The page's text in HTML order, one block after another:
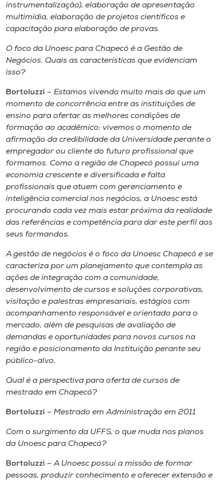
instrumentalização), elaboração de apresentação
multimídia, elaboração de projetos científicos e
capacitação para elaboração de provas.
O foco da Unoesc para Chapecó é a Gestão de
Negócios. Quais as características que evidenciam
isso?
Bortoluzzi – Estamos vivendo muito mais do que um
momento de concorrência entre as instituições de
ensino para ofertar as melhores condições de
formação ao acadêmico: vivemos o momento de
afirmação da credibilidade da Universidade perante o
empregador ou cliente do futuro profissional que
formamos. Como a região de Chapecó possui uma
economia crescente e diversificada e falta
profissionais que atuem com gerenciamento e
inteligência comercial nos negócios, a Unoesc está
procurando cada vez mais estar próxima da realidade
das referências e competência para dar este perfil aos
seus formandos.
A gestão de negócios é o foco da Unoesc Chapecó e se
caracteriza por um planejamento que contempla as
ações de integração com a comunidade,
desenvolvimento de cursos e soluções corporativas,
visitação e palestras empresariais, estágios com
acompanhamento responsável e orientado para o
mercado, além de pesquisas de avaliação de
demandas e oportunidades para novos cursos na
região e posicionamento da Instituição perante seu
público-alvo.
Qual é a perspectiva para oferta de cursos de
mestrado em Chapecó?
Bortoluzzi – Mestrado em Administração em 2011
Com o surgimento da UFFS, o que muda nos planos
da Unoesc para Chapecó?
Bortoluzzi – A Unoesc possui a missão de formar
pessoas, produzir conhecimento e oferecer extensão e